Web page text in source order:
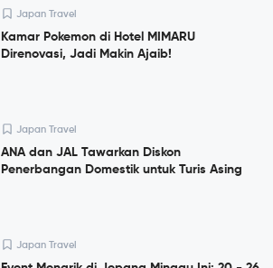
Japan Travel
Kamar Pokemon di Hotel MIMARU
Direnovasi, Jadi Makin Ajaib!
Japan Travel
ANA dan JAL Tawarkan Diskon
Penerbangan Domestik untuk Turis Asing
Japan Travel